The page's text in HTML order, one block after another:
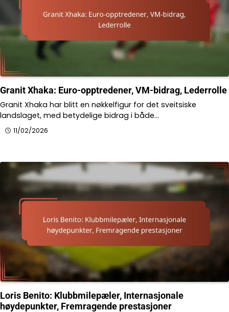
Granit Xhaka: Euro-opptredener, VM-bidrag, Lederrolle
Granit Xhaka har blitt en nøkkelfigur for det sveitsiske
landslaget, med betydelige bidrag i både…
11/02/2026
Loris Benito: Klubbmilepæler, Internasjonale
høydepunkter, Fremragende prestasjoner